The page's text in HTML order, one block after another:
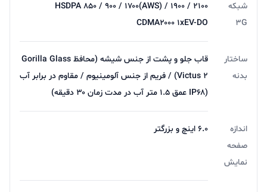
شبکه
3G
HSDPA ۸۵۰ / ۹۰۰ / ۱۷۰۰(AWS) / ۱۹۰۰ / ۲۱۰۰
CDMA۲۰۰۰ ۱xEV-DO
ساختار
بدنه
قاب جلو و پشت از جنس شیشه (محافظ Gorilla Glass
Victus ۲) / فریم از جنس آلومینیوم / مقاوم در برابر آب
(IP۶۸ عمق ۱.۵ متر آب در مدت زمان ۳۰ دقیقه)
اندازه
صفحه
نمایش
۶.۰ اینچ و بزرگتر